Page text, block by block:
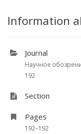
Information
Journal
Научное
192
Section
Pages
192–192